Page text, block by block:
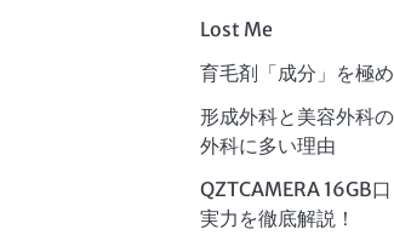
Lost Me
育毛剤「成分」を極め
形成外科と美容外科
外科に多い理由
QZTCAMERA 16GB
実力を徹底解説！